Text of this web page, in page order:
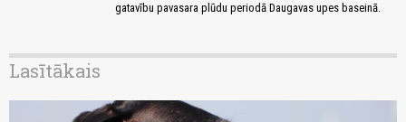
gatavību pavasara plūdu periodā Daugavas upes baseinā.
Lasītākais